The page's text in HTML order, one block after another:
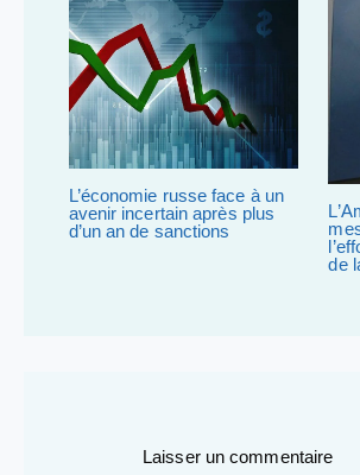
L’économie russe face à un
avenir incertain après plus
d’un an de sanctions
de
Laisser un commentaire